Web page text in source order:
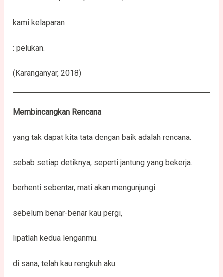
kami kelaparan
: pelukan.
(Karanganyar, 2018)
Membincangkan Rencana
yang tak dapat kita tata dengan baik adalah rencana.
sebab setiap detiknya, seperti jantung yang bekerja.
berhenti sebentar, mati akan mengunjungi.
sebelum benar-benar kau pergi,
lipatlah kedua lenganmu.
di sana, telah kau rengkuh aku.